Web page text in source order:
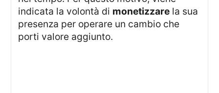
indicata la volontà di monetizzare la sua
presenza per operare un cambio che
porti valore aggiunto.